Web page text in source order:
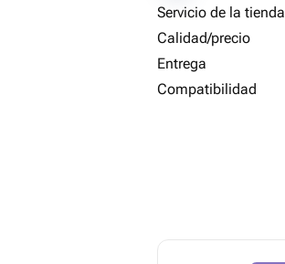
Servicio de la tienda
Calidad/precio
Entrega
Compatibilidad